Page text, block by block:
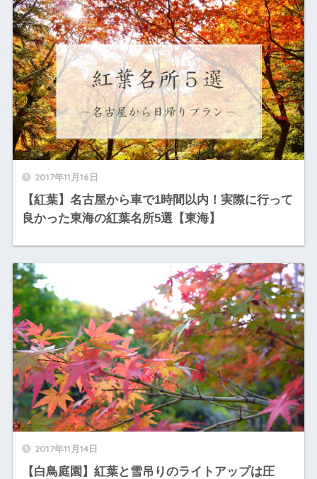
2017年11月16日
【紅葉】名古屋から車で1時間以内！実際に行って
良かった東海の紅葉名所5選【東海】
2017年11月14日
【白鳥庭園】紅葉と雪吊りのライトアップは圧